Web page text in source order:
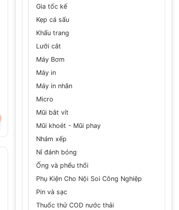
Gia tốc kế
Kẹp cá sấu
Khẩu trang
Lưỡi cắt
Máy Bơm
Máy in
Máy in nhãn
Micro
Mũi bắt vít
Mũi khoét - Mũi phay
Nhám xếp
Nỉ đánh bóng
Ống và phểu thổi
Phụ Kiện Cho Nội Soi Công Nghiệp
Pin và sạc
Thuốc thử COD nước thải